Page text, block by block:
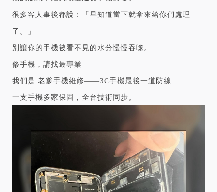
很多客人事後都說：「早知道當下就拿來給你們處理
了。」
別讓你的手機被看不見的水分慢慢吞噬。
修手機，請找最專業
我們是 老爹手機維修——3C手機最後一道防線
一支手機多家保固，全台技術同步。